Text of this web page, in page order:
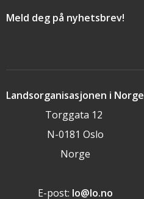
Landsorganisasjonen i Norge
Torggata 12
N-0181 Oslo
Norge
E-post: lo@lo.no
Meld deg på nyhetsbrev!